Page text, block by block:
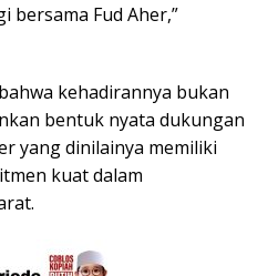
bersama Fud Aher,”
kehadirannya bukan
bentuk nyata dukungan
yang dinilainya memiliki
kuat dalam